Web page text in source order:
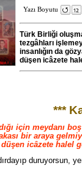
Yazı Boyutu
Türk Birliği
tezgâhları
insanlığın da
düşen icâzete
***
için meydanı
bir araya
düşen icâzete halel
duruyorsun,